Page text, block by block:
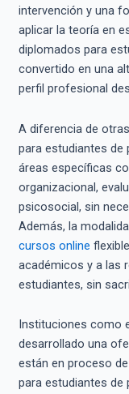
intervención y una
aplicar la teoría en
diplomados para
convertido en una
perfil profesional
A diferencia de
para estudiantes de
áreas específicas
organizacional,
psicosocial, sin
Además, la
cursos online
académicos y a las
estudiantes, sin
Instituciones como
desarrollado una
están en proceso
para estudiantes de